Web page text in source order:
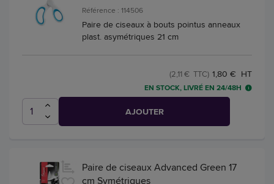
Référence : 114506
Paire de ciseaux à bouts pointus anneaux
plast. asymétriques 21 cm
1,80 € HT
(2,11 € TTC)
EN STOCK, LIVRÉ EN 24/48H
AJOUTER
Paire de ciseaux Advanced Green 17
cm Symétriques